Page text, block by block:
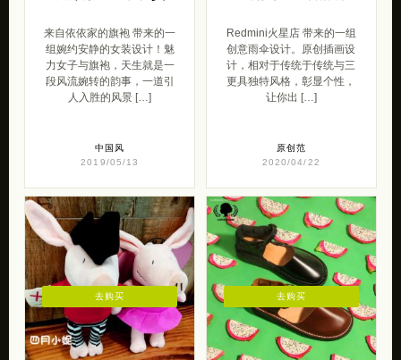
来自依依家的旗袍 带来的一
组婉约安静的女装设计！魅
力女子与旗袍，天生就是一
段风流婉转的韵事，一道引
人入胜的风景 […]
中国风
2019/05/13
Redmini火星店 带来的一组
创意雨伞设计。原创插画设
计，相对于传统于传统与三
更具独特风格，彰显个性，
让你出 […]
原创范
2020/04/22
去购买 去购买